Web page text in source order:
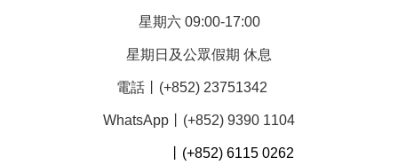
星期六 09:00-17:00
星期日及公眾假期 休息
電話丨(+852) 23751342
WhatsApp丨(+852) 9390 1104
丨(+852) 6115 0262